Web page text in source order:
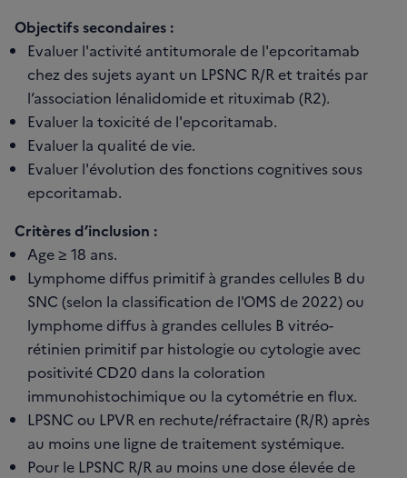
Objectifs secondaires :
Evaluer l'activité antitumorale de l'epcoritamab
chez des sujets ayant un LPSNC R/R et traités par
l’association lénalidomide et rituximab (R2).
Evaluer la toxicité de l'epcoritamab.
Evaluer la qualité de vie.
Evaluer l'évolution des fonctions cognitives sous
epcoritamab.
Critères d’inclusion :
Age ≥ 18 ans.
Lymphome diffus primitif à grandes cellules B du
SNC (selon la classification de l'OMS de 2022) ou
lymphome diffus à grandes cellules B vitréo-
rétinien primitif par histologie ou cytologie avec
positivité CD20 dans la coloration
immunohistochimique ou la cytométrie en flux.
LPSNC ou LPVR en rechute/réfractaire (R/R) après
au moins une ligne de traitement systémique.
Pour le LPSNC R/R au moins une dose élevée de